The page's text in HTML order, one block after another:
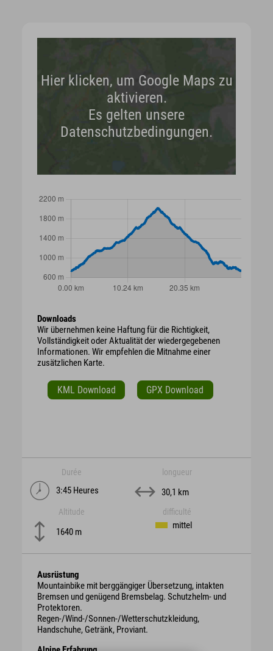
Hier klicken, um Google Maps zu
aktivieren.
Es gelten unsere
Datenschutzbedingungen.
Downloads
Wir übernehmen keine Haftung für die Richtigkeit,
Vollständigkeit oder Aktualität der wiedergegebenen
Informationen. Wir empfehlen die Mitnahme einer
zusätzlichen Karte.
KML Download GPX Download
Durée
3:45 Heures
longueur
30,1 km
Altitude
1640 m
difficulté
mittel
Ausrüstung
Mountainbike mit berggängiger Übersetzung, intakten
Bremsen und genügend Bremsbelag. Schutzhelm- und
Protektoren.
Regen-/Wind-/Sonnen-/Wetterschutzkleidung,
Handschuhe, Getränk, Proviant.